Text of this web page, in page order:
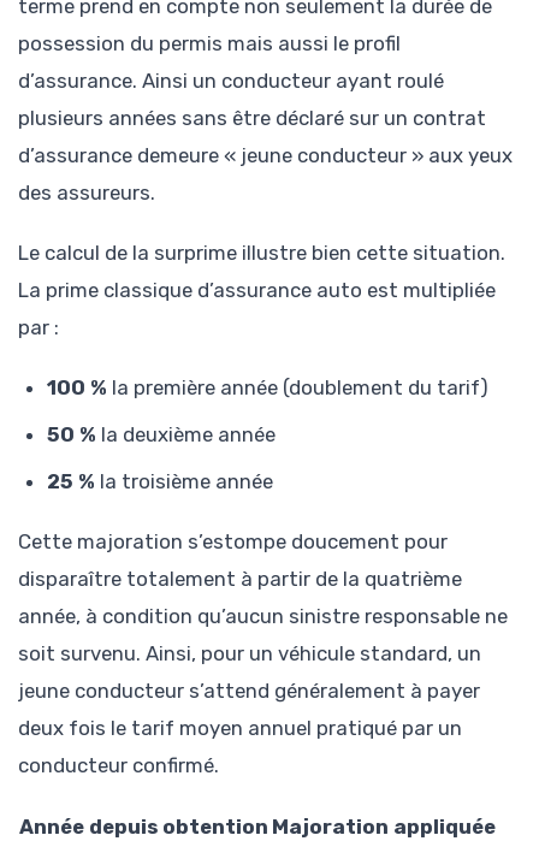
terme prend en compte non seulement la durée de
possession du permis mais aussi le profil
d’assurance. Ainsi un conducteur ayant roulé
plusieurs années sans être déclaré sur un contrat
d’assurance demeure « jeune conducteur » aux yeux
des assureurs.
Le calcul de la surprime illustre bien cette situation.
La prime classique d’assurance auto est multipliée
par :
100 % la première année (doublement du tarif)
50 % la deuxième année
25 % la troisième année
Cette majoration s’estompe doucement pour
disparaître totalement à partir de la quatrième
année, à condition qu’aucun sinistre responsable ne
soit survenu. Ainsi, pour un véhicule standard, un
jeune conducteur s’attend généralement à payer
deux fois le tarif moyen annuel pratiqué par un
conducteur confirmé.
Année depuis obtention Majoration appliquée